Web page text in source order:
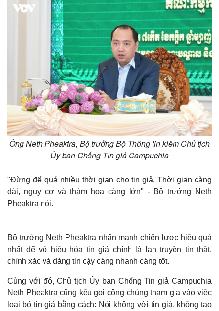
​Ông Neth Pheaktra, Bộ trưởng Bộ Thông tin kiêm Chủ tịch
Ủy ban Chống Tin giả Campuchia
"Đừng để quá nhiều thời gian cho tin giả. Thời gian càng
dài, nguy cơ và thảm họa càng lớn" - Bộ trưởng Neth
Pheaktra nói.
Bộ trưởng Neth Pheaktra nhấn mạnh chiến lược hiệu quả
nhất để vô hiệu hóa tin giả chính là lan truyền tin thật,
chính xác và đáng tin cậy càng nhanh càng tốt.
Cùng với đó, Chủ tịch Ủy ban Chống Tin giả Campuchia
Neth Pheaktra cũng kêu gọi công chúng tham gia vào việc
loại bỏ tin giả bằng cách: Nói không với tin giả, không tạo